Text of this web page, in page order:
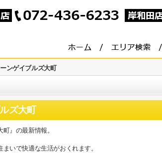
ンゲイブルズ大町
ズ大町
町』の最新情報。
いで快適な生活がおくれます。